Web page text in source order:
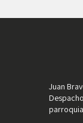
Juan